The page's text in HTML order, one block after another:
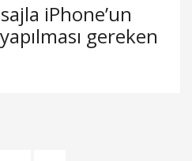
iPhone’un
gereken